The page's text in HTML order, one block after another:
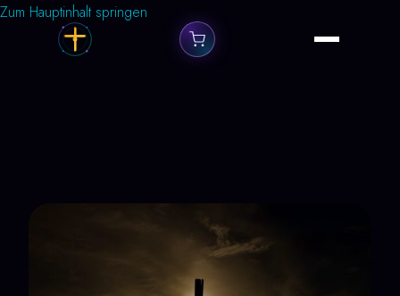
Zum Hauptinhalt springen